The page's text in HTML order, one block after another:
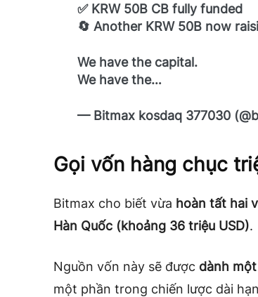
✅ KRW 50B CB fully funded
🔄 Another KRW 50B now
We have the capital.
We have the…
— Bitmax kosdaq 377030
Gọi vốn hàng chục
Bitmax cho biết vừa hoàn tất hai
Hàn Quốc (khoảng 36 triệu USD).
Nguồn vốn này sẽ được dành
một phần trong chiến lược dài